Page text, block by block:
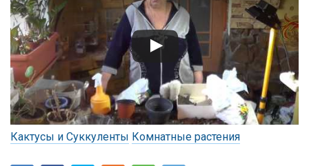
Кактусы и Суккуленты Комнатные растения